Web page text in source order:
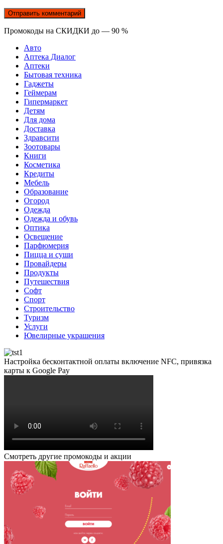
Промокоды на СКИДКИ до — 90 %
Авто
Аптека Диалог
Аптеки
Бытовая техника
Гаджеты
Геймерам
Гипермаркет
Детям
Для дома
Доставка
Здравсити
Зоотовары
Книги
Косметика
Кредиты
Мебель
Образование
Огород
Одежда
Одежда и обувь
Оптика
Освещение
Парфюмерия
Пицца и суши
Провайдеры
Продукты
Путешествия
Софт
Спорт
Строительство
Туризм
Услуги
Ювелирные украшения
Настройка бесконтактной оплаты включение NFC, привязка
карты к Google Pay
Смотреть другие промокоды и акции